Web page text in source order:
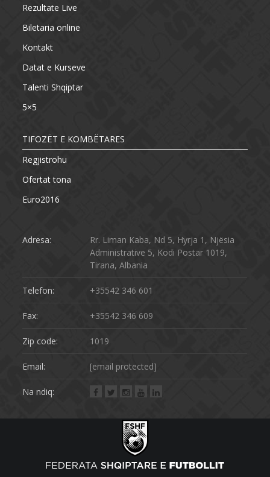
Rezultate Live
Biletaria online
Kontakt
Datat e Kurseve
Talenti Shqiptar
5×5
TIFOZËT E KOMBËTARES
Regjistrohu
Ofertat tona
Euro2016
Adresa:
Rr. Liman Kaba, Nd 5, Hyrja 1, Njësia
Administrative 5, Kodi Postar 1019,
Tirana, Albania
Telefon: +35542 346 601
Fax: +35542 346 609
Zip code: 1019
Email: [email protected]
Na ndiq: